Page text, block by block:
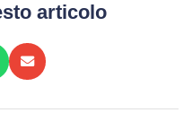
articolo